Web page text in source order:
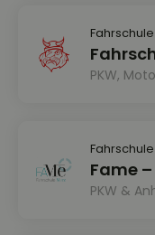
PKW,
Fame
PKW &